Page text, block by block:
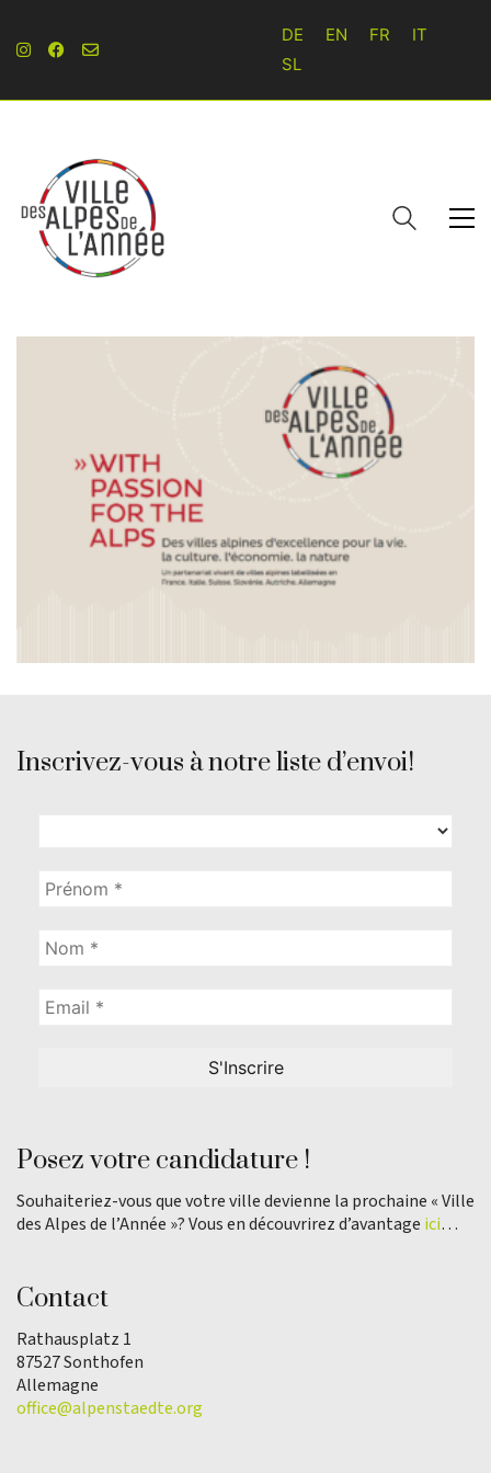
DE EN FR
IT
SL
Inscrivez-vous à notre liste d’envoi!
Posez votre candidature !
Souhaiteriez-vous que votre ville devienne la prochaine « Ville
des Alpes de l’Année »? Vous en découvrirez d’avantage ici…
Contact
Rathausplatz 1
87527 Sonthofen
Allemagne
office@alpenstaedte.org